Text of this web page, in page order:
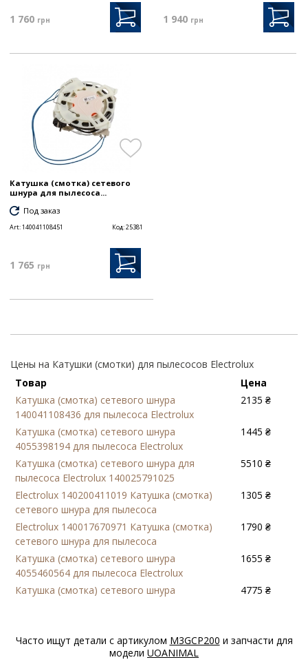
1 760 грн 1 940 грн
Катушка (смотка) сетевого
шнура для пылесоса...
Под заказ
Art:140041108451 Код:25381
1 765 грн
Цены на Катушки (смотки) для пылесосов Electrolux
Товар
Цена
Катушка (смотка) сетевого шнура
140041108436 для пылесоса Electrolux
2135 ₴
Катушка (смотка) сетевого шнура
4055398194 для пылесоса Electrolux
1445 ₴
Катушка (смотка) сетевого шнура для
пылесоса Electrolux 140025791025
5510 ₴
Electrolux 140200411019 Катушка (смотка)
сетевого шнура для пылесоса
1305 ₴
Electrolux 140017670971 Катушка (смотка)
сетевого шнура для пылесоса
1790 ₴
Катушка (смотка) сетевого шнура
4055460564 для пылесоса Electrolux
1655 ₴
Катушка (смотка) сетевого шнура
4775 ₴
Часто ищут детали с артикулом M3GCP200 и запчасти для
модели UOANIMAL